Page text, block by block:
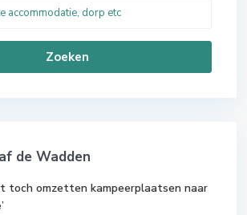
Zoeken
de Wadden
toch omzetten kampeerplaatsen naar